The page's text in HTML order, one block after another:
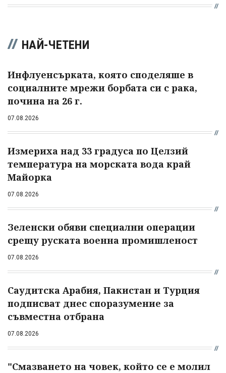
НАЙ-ЧЕТЕНИ
Инфлуенсърката, която споделяше в
социалните мрежи борбата си с рака,
почина на 26 г.
07.08.2026
Измериха над 33 градуса по Целзий
температура на морската вода край
Майорка
07.08.2026
Зеленски обяви специални операции
срещу руската военна промишленост
07.08.2026
Саудитска Арабия, Пакистан и Турция
подписват днес споразумение за
съвместна отбрана
07.08.2026
"Смазването на човек, който се е молил